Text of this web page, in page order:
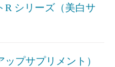
R シリーズ（美白サ
プサプリメント）